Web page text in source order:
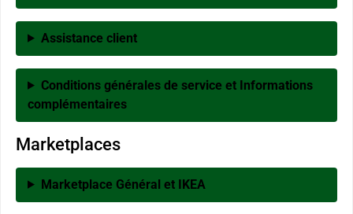
Assistance client
Conditions générales de service et Informations
complémentaires
Marketplaces
Marketplace Général et IKEA